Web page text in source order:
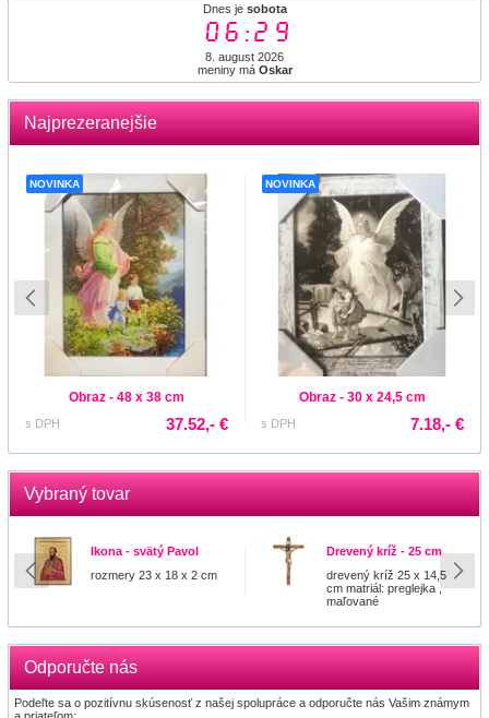
Dnes je sobota
06:29
8. august 2026
meniny má Oskar
Najprezeranejšie
NOVINKA
Obraz - 48 x 38 cm
s DPH 37.52,- €
NOVINKA
Obraz - 30 x 24,5 cm
s DPH 7.18,- €
Vybraný tovar
Ikona - svätý Pavol
rozmery 23 x 18 x 2 cm
Drevený kríž - 25 cm
drevený kríž 25 x 14,5
cm matriál: preglejka ,
maľované
Odporučte nás
Podeľte sa o pozitívnu skúsenosť z našej spolupráce a odporučte nás Vašim známym
a priateľom: